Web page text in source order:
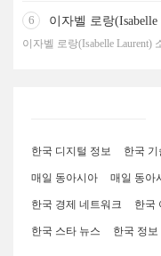
6 이자벨 로랑
이자벨 로랑(Isabelle Laurent)
한국 디지털 정보 한국
매일 동아시아 매일 동아
한국 경제 네트워크 한국
한국 스타 뉴스 한국 정보